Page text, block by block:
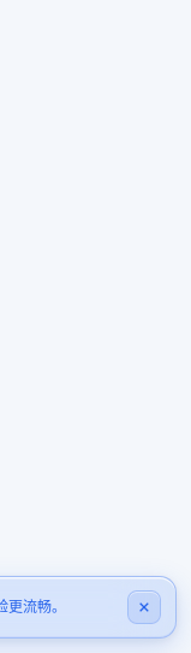
流畅。